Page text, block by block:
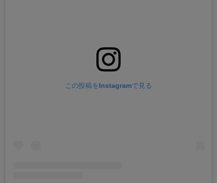
この投稿をInstagramで見る